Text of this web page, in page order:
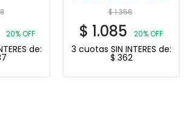
20% OFF
de:
$1.356
$ 1.085 20% OFF
3 cuotas SIN INTERES de:
$ 362